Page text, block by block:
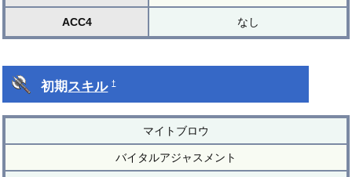
ACC4 なし
初期 スキル †
マイトブロウ
バイタルアジャスメント